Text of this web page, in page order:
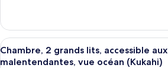
(Hokupa'a
Sundeck
Corner
Suite)
chambres,
vue
océan
le
type
de
chambre
Afficher
toutes
3
Chambre, 2 grands lits, accessible
malentendantes, vue océan (Kukahi)